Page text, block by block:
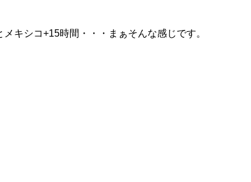
キシコ+15時間・・・まぁそんな感じです。